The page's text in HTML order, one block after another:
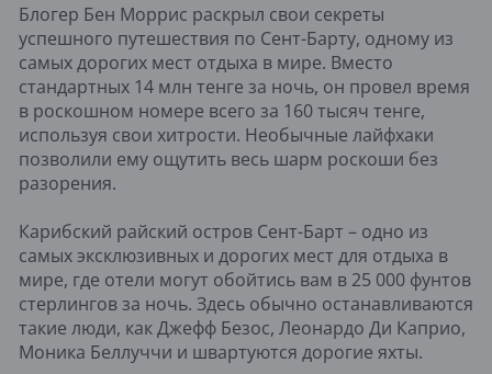
Блогер Бен Моррис раскрыл свои секреты
успешного путешествия по Сент-Барту, одному из
самых дорогих мест отдыха в мире. Вместо
стандартных 14 млн тенге за ночь, он провел время
в роскошном номере всего за 160 тысяч тенге,
используя свои хитрости. Необычные лайфхаки
позволили ему ощутить весь шарм роскоши без
разорения.
Карибский райский остров Сент-Барт – одно из
самых эксклюзивных и дорогих мест для отдыха в
мире, где отели могут обойтись вам в 25 000 фунтов
стерлингов за ночь. Здесь обычно останавливаются
такие люди, как Джефф Безос, Леонардо Ди Каприо,
Моника Беллуччи и швартуются дорогие яхты.